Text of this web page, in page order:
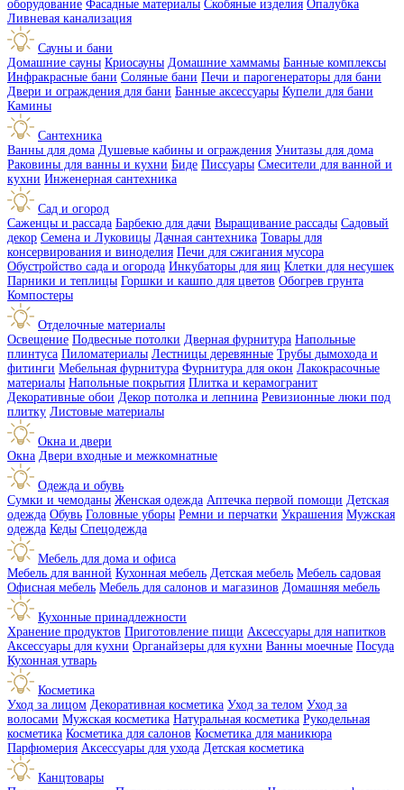
оборудование Фасадные материалы Скобяные изделия Опалубка
Ливневая канализация
Сауны и бани
Домашние сауны Криосауны Домашние хаммамы Банные комплексы
Инфракрасные бани Соляные бани Печи и парогенераторы для бани
Двери и ограждения для бани Банные аксессуары Купели для бани
Камины
Сантехника
Ванны для дома Душевые кабины и ограждения Унитазы для дома
Раковины для ванны и кухни Биде Писсуары Смесители для ванной и
кухни Инженерная сантехника
Сад и огород
Саженцы и рассада Барбекю для дачи Выращивание рассады Садовый
декор Семена и Луковицы Дачная сантехника Товары для
консервирования и виноделия Печи для сжигания мусора
Обустройство сада и огорода Инкубаторы для яиц Клетки для несушек
Парники и теплицы Горшки и кашпо для цветов Обогрев грунта
Компостеры
Отделочные материалы
Освещение Подвесные потолки Дверная фурнитура Напольные
плинтуса Пиломатериалы Лестницы деревянные Трубы дымохода и
фитинги Мебельная фурнитура Фурнитура для окон Лакокрасочные
материалы Напольные покрытия Плитка и керамогранит
Декоративные обои Декор потолка и лепнина Ревизионные люки под
плитку Листовые материалы
Окна и двери
Окна Двери входные и межкомнатные
Одежда и обувь
Сумки и чемоданы Женская одежда Аптечка первой помощи Детская
одежда Обувь Головные уборы Ремни и перчатки Украшения Мужская
одежда Кеды Спецодежда
Мебель для дома и офиса
Мебель для ванной Кухонная мебель Детская мебель Мебель садовая
Офисная мебель Мебель для салонов и магазинов Домашняя мебель
Кухонные принадлежности
Хранение продуктов Приготовление пищи Аксессуары для напитков
Аксессуары для кухни Органайзеры для кухни Ванны моечные Посуда
Кухонная утварь
Косметика
Уход за лицом Декоративная косметика Уход за телом Уход за
волосами Мужская косметика Натуральная косметика Рукодельная
косметика Косметика для салонов Косметика для маникюра
Парфюмерия Аксессуары для ухода Детская косметика
Канцтовары